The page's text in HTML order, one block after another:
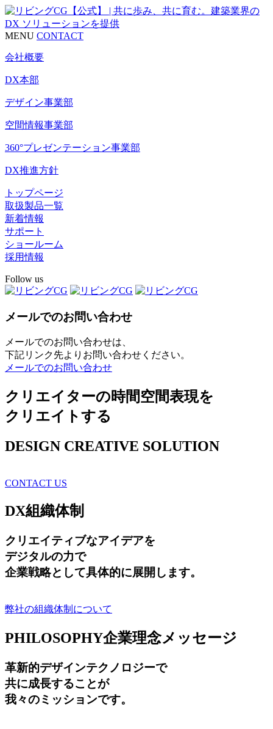
MENU CONTACT
会社概要
DX本部
デザイン事業部
空間情報事業部
360°プレゼンテーション事業部
DX推進方針
トップページ
取扱製品一覧
新着情報
サポート
ショールーム
採用情報
Follow us
メールでのお問い合わせ
メールでのお問い合わせは、
下記リンク先よりお問い合わせください。
メールでのお問い合わせ
クリエイターの時間空間表現を
クリエイトする
DESIGN CREATIVE SOLUTION
CONTACT US
DX組織体制
クリエイティブなアイデアを
デジタルの力で
企業戦略として具体的に展開します。
弊社の組織体制について
PHILOSOPHY企業理念メッセージ
革新的デザインテクノロジーで
共に成長することが
我々のミッションです。